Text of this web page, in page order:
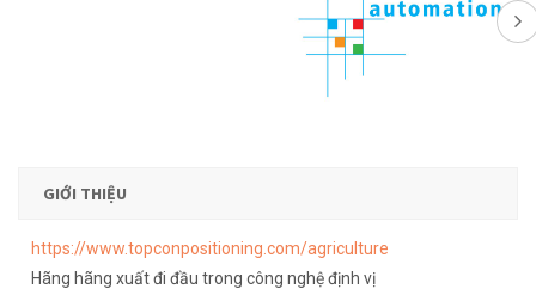
GIỚI THIỆU
https://www.topconpositioning.com/agriculture
Hãng hãng xuất đi đầu trong công nghệ định vị